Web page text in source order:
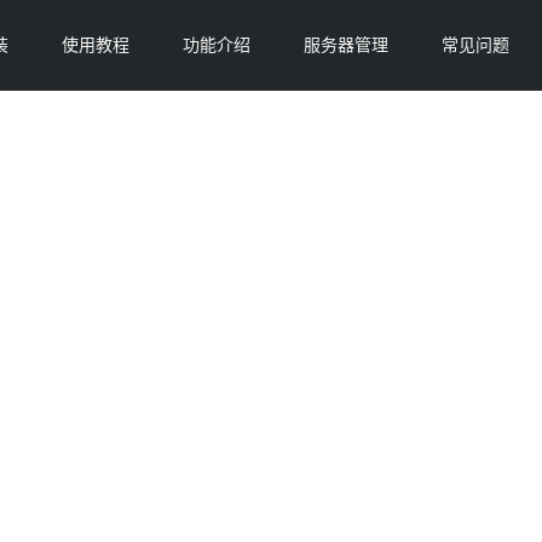
使用教程 功能介绍 服务器管理 常见问题